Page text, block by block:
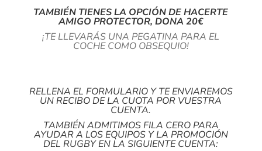
TAMBIÉN TIENES LA OPCIÓN DE HACERTE
AMIGO PROTECTOR, DONA 20€
¡TE LLEVARÁS UNA PEGATINA PARA EL
COCHE COMO OBSEQUIO!
RELLENA EL FORMULARIO Y TE ENVIAREMOS
UN RECIBO DE LA CUOTA POR VUESTRA
CUENTA.
TAMBIÉN ADMITIMOS FILA CERO PARA
AYUDAR A LOS EQUIPOS Y LA PROMOCIÓN
DEL RUGBY EN LA SIGUIENTE CUENTA: